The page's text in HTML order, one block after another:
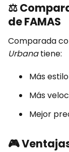
⚖️
de FAMAS
Comparada
Urbanatiene:
Más estilo
Más
Mejor
🎮